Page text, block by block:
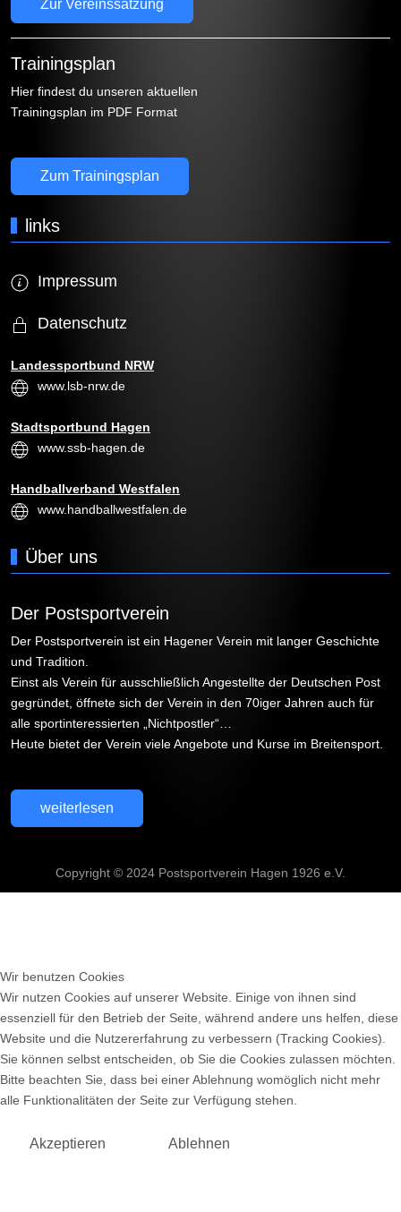
Zur Vereinssatzung
Trainingsplan
Hier findest du unseren aktuellen
Trainingsplan im PDF Format
Zum Trainingsplan
links
Impressum
Datenschutz
Landessportbund NRW
www.lsb-nrw.de
Stadtsportbund Hagen
www.ssb-hagen.de
Handballverband Westfalen
www.handballwestfalen.de
Über uns
Der Postsportverein
Der Postsportverein ist ein Hagener Verein mit langer Geschichte
und Tradition.
Einst als Verein für ausschließlich Angestellte der Deutschen Post
gegründet, öffnete sich der Verein in den 70iger Jahren auch für
alle sportinteressierten „Nichtpostler“…
Heute bietet der Verein viele Angebote und Kurse im Breitensport.
weiterlesen
Copyright © 2024 Postsportverein Hagen 1926 e.V.
Wir benutzen Cookies
Wir nutzen Cookies auf unserer Website. Einige von ihnen sind
essenziell für den Betrieb der Seite, während andere uns helfen, diese
Website und die Nutzererfahrung zu verbessern (Tracking Cookies).
Sie können selbst entscheiden, ob Sie die Cookies zulassen möchten.
Bitte beachten Sie, dass bei einer Ablehnung womöglich nicht mehr
alle Funktionalitäten der Seite zur Verfügung stehen.
Akzeptieren Ablehnen